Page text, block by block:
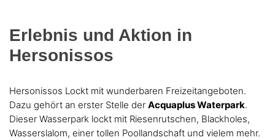
Erlebnis und Aktion in
Hersonissos
Hersonissos Lockt mit wunderbaren Freizeitangeboten.
Dazu gehört an erster Stelle der Acquaplus Waterpark.
Dieser Wasserpark lockt mit Riesenrutschen, Blackholes,
Wasserslalom, einer tollen Poollandschaft und vielem mehr.